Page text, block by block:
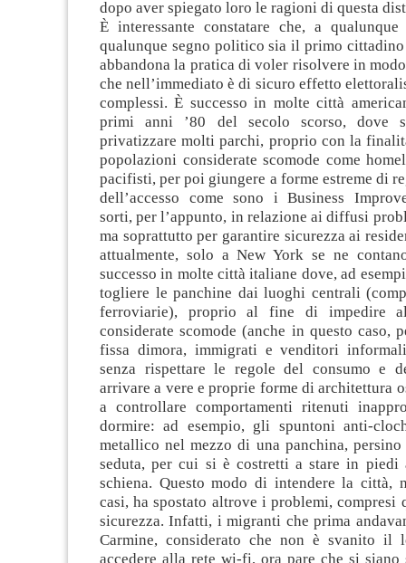
dopo aver spiegato loro le ragioni di questa
È interessante constatare che, a
qualunque segno politico sia il primo
abbandona la pratica di voler risolvere in
che nell’immediato è di sicuro effetto
complessi. È successo in molte città
primi anni ’80 del secolo scorso, dove
privatizzare molti parchi, proprio con la
popolazioni considerate scomode come
pacifisti, per poi giungere a forme estreme di
dell’accesso come sono i Business
sorti, per l’appunto, in relazione ai diffusi
ma soprattutto per garantire sicurezza ai
attualmente, solo a New York se ne
successo in molte città italiane dove, ad
togliere le panchine dai luoghi centrali
ferroviarie), proprio al fine di impedire
considerate scomode (anche in questo caso,
fissa dimora, immigrati e venditori
senza rispettare le regole del consumo e
arrivare a vere e proprie forme di architettura
a controllare comportamenti ritenuti
dormire: ad esempio, gli spuntoni anti-
metallico nel mezzo di una panchina, persino
seduta, per cui si è costretti a stare in piedi
schiena. Questo modo di intendere la città,
casi, ha spostato altrove i problemi, compresi
sicurezza. Infatti, i migranti che prima
Carmine, considerato che non è svanito il
accedere alla rete wi-fi, ora pare che si